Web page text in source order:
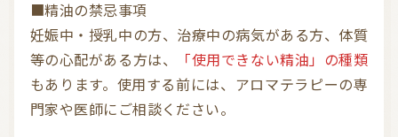
■精油の禁忌事項
妊娠中・授乳中の方、治療中の病気がある方、体質
等の心配がある方は、
「使用できない精油」の種類
もあります。使用する前には、アロマテラピーの専
門家や医師にご相談ください。